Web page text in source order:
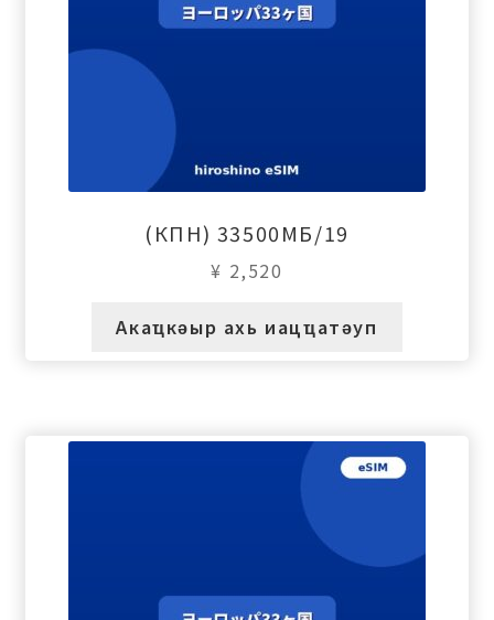
(КПН) 33500МБ/19
¥ 2,520
Акаҵкәыр ахь иацҵатәуп